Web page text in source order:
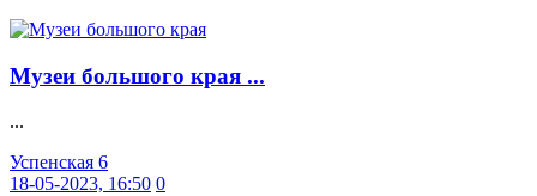
Музеи большого края ...
...
Успенская 6
18-05-2023, 16:50 0